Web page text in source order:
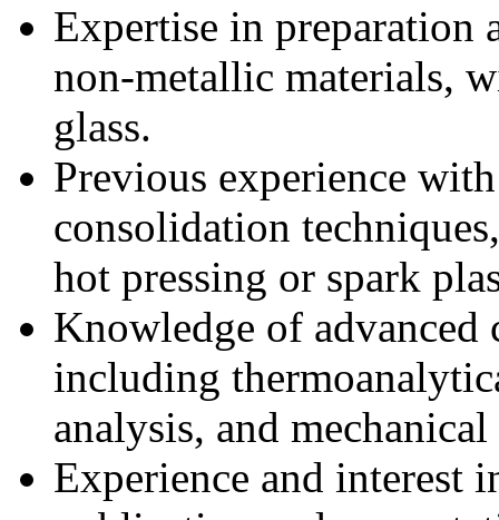
Expertise in preparation
non-metallic materials,
glass.
Previous experience
consolidation
hot pressing or spark
Knowledge of advanced
including
analysis, and
Experience and interest